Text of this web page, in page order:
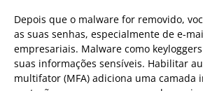
Depois que o malware for removido,
as suas senhas, especialmente de e-
empresariais. Malware como
suas informações sensíveis. Habilitar
multifator (MFA) adiciona uma camada